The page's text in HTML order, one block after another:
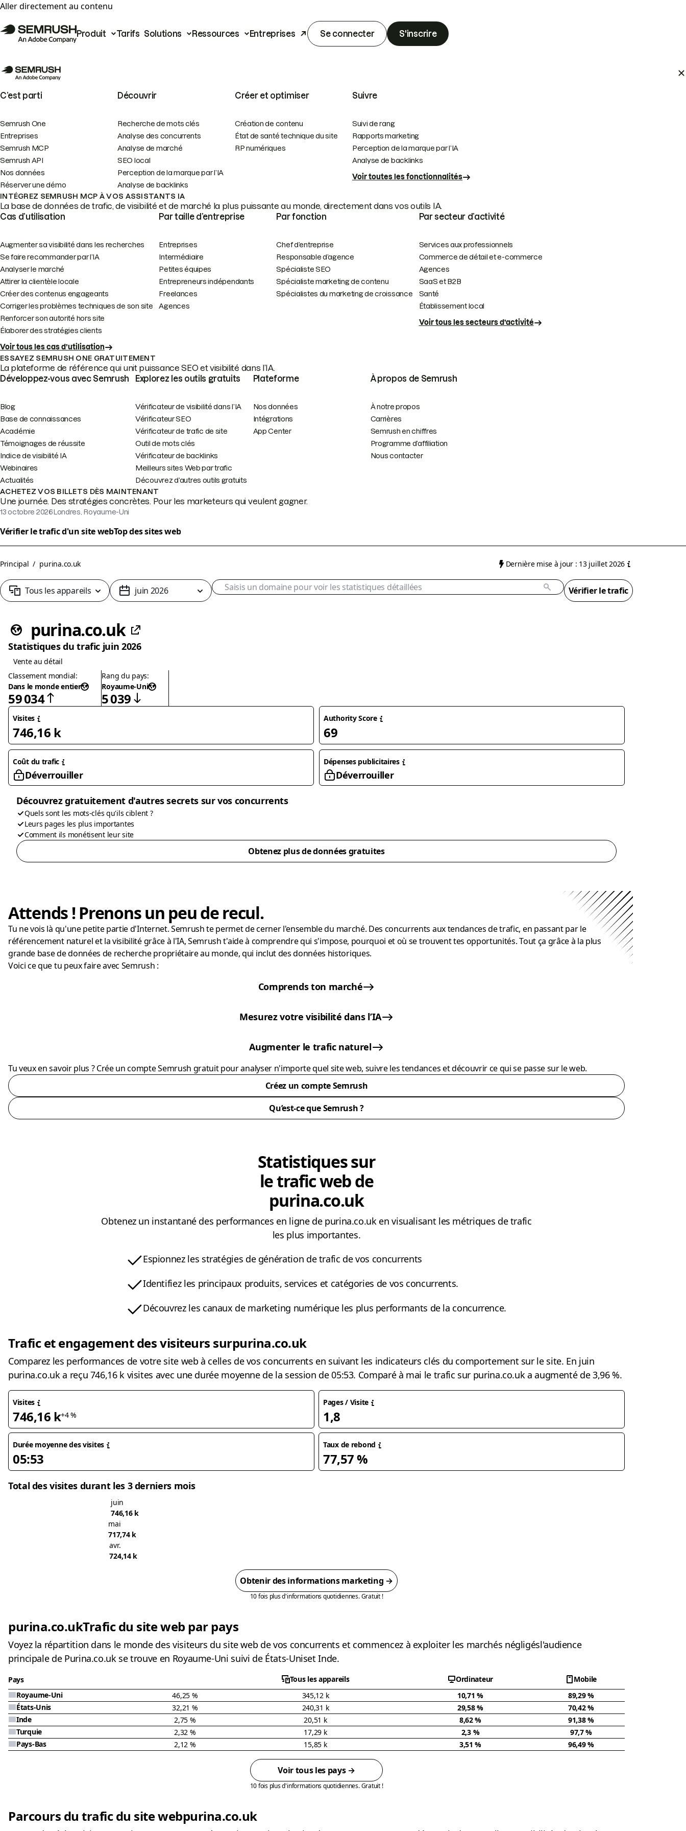
Aller directement au contenu
Produit Tarifs Solutions Ressources Entreprises Se connecter S'inscrire
C’est parti
Semrush One
Entreprises
Semrush MCP
Semrush API
Nos données
Réserver une démo
Découvrir
Recherche de mots clés
Analyse des concurrents
Analyse de marché
SEO local
Perception de la marque par l’IA
Analyse de backlinks
Créer et optimiser
Création de contenu
État de santé technique du site
RP numériques
Suivre
Suivi de rang
Rapports marketing
Perception de la marque par l’IA
Analyse de backlinks
Voir toutes les fonctionnalités
INTÉGREZ SEMRUSH MCP À VOS ASSISTANTS IA
La base de données de trafic, de visibilité et de marché la plus puissante au monde, directement dans vos outils IA.
Cas d’utilisation
Augmenter sa visibilité dans les recherches
Se faire recommander par l’IA
Analyser le marché
Attirer la clientèle locale
Créer des contenus engageants
Corriger les problèmes techniques de son site
Renforcer son autorité hors site
Élaborer des stratégies clients
Voir tous les cas d’utilisation
Par taille d’entreprise
Entreprises
Intermédiaire
Petites équipes
Entrepreneurs indépendants
Freelances
Agences
Par fonction
Chef d’entreprise
Responsable d’agence
Spécialiste SEO
Spécialiste marketing de contenu
Spécialistes du marketing de croissance
Par secteur d’activité
Services aux professionnels
Commerce de détail et e-commerce
Agences
SaaS et B2B
Santé
Établissement local
Voir tous les secteurs d’activité
ESSAYEZ SEMRUSH ONE GRATUITEMENT
La plateforme de référence qui unit puissance SEO et visibilité dans l’IA.
Développez-vous avec Semrush
Blog
Base de connaissances
Académie
Témoignages de réussite
Indice de visibilité IA
Webinaires
Actualités
Explorez les outils gratuits
Vérificateur de visibilité dans l’IA
Vérificateur SEO
Vérificateur de trafic de site
Outil de mots clés
Vérificateur de backlinks
Meilleurs sites Web par trafic
Découvrez d’autres outils gratuits
Plateforme
Nos données
Intégrations
App Center
À propos de Semrush
À notre propos
Carrières
Semrush en chiffres
Programme d’affiliation
Nous contacter
ACHETEZ VOS BILLETS DÈS MAINTENANT
Une journée. Des stratégies concrètes. Pour les marketeurs qui veulent gagner.
13 octobre 2026Londres, Royaume-Uni
Vérifier le trafic d'un site webTop des sites web
Principal / purina.co.uk Dernière mise à jour : 13 juillet 2026
Tous les appareils juin 2026 Vérifier le trafic
purina.co.uk
Statistiques du trafic juin 2026
Vente au détail
Classement mondial:
Dans le monde entier
59 034
Rang du pays:
Royaume-Uni
5 039
Visites
746,16 k
Authority Score
69
Coût du trafic
Déverrouiller
Dépenses publicitaires
Déverrouiller
Découvrez gratuitement d'autres secrets sur vos concurrents
Quels sont les mots-clés qu'ils ciblent ?
Leurs pages les plus importantes
Comment ils monétisent leur site
Obtenez plus de données gratuites
Attends ! Prenons un peu de recul.
Tu ne vois là qu'une petite partie d'Internet. Semrush te permet de cerner l'ensemble du marché. Des concurrents aux tendances de trafic, en passant par le
référencement naturel et la visibilité grâce à l'IA, Semrush t'aide à comprendre qui s'impose, pourquoi et où se trouvent tes opportunités. Tout ça grâce à la plus
grande base de données de recherche propriétaire au monde, qui inclut des données historiques.
Voici ce que tu peux faire avec Semrush :
Comprends ton marché
Mesurez votre visibilité dans l’IA
Augmenter le trafic naturel
Tu veux en savoir plus ? Crée un compte Semrush gratuit pour analyser n'importe quel site web, suivre les tendances et découvrir ce qui se passe sur le web.
Créez un compte Semrush
Qu’est-ce que Semrush ?
Statistiques sur
le trafic web de
purina.co.uk
Obtenez un instantané des performances en ligne de purina.co.uk en visualisant les métriques de trafic
les plus importantes.
Espionnez les stratégies de génération de trafic de vos concurrents
Identifiez les principaux produits, services et catégories de vos concurrents.
Découvrez les canaux de marketing numérique les plus performants de la concurrence.
Trafic et engagement des visiteurs surpurina.co.uk
Comparez les performances de votre site web à celles de vos concurrents en suivant les indicateurs clés du comportement sur le site. En juin
purina.co.uk a reçu 746,16 k visites avec une durée moyenne de la session de 05:53. Comparé à mai le trafic sur purina.co.uk a augmenté de 3,96 %.
Visites
746,16 k+4 %
Pages / Visite
1,8
Durée moyenne des visites
05:53
Taux de rebond
77,57 %
Total des visites durant les 3 derniers mois
juin
746,16 k
mai
717,74 k
avr.
724,14 k
Obtenir des informations marketing →
10 fois plus d'informations quotidiennes. Gratuit !
purina.co.ukTrafic du site web par pays
Voyez la répartition dans le monde des visiteurs du site web de vos concurrents et commencez à exploiter les marchés négligésl'audience
principale de Purina.co.uk se trouve en Royaume-Uni suivi de États-Uniset Inde.
Pays Tous les appareils Ordinateur
Mobile
Royaume-Uni
46,25 % 345,12 k 10,71 %
89,29 %
États-Unis
32,21 % 240,31 k 29,58 %
70,42 %
Inde
2,75 % 20,51 k 8,62 %
91,38 %
Turquie
2,32 % 17,29 k 2,3 %
97,7 %
Pays-Bas
2,12 % 15,85 k 3,51 % 96,49 %
Voir tous les pays →
10 fois plus d'informations quotidiennes. Gratuit !
Parcours du trafic du site webpurina.co.uk